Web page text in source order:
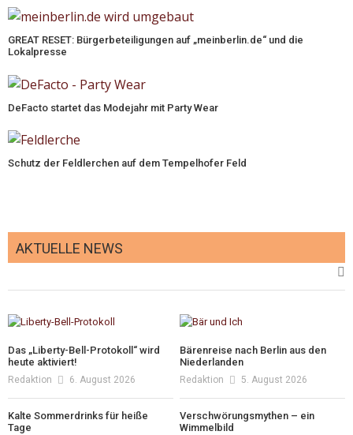
GREAT RESET: Bürgerbeteiligungen auf „meinberlin.de“ und die
Lokalpresse
DeFacto startet das Modejahr mit Party Wear
Schutz der Feldlerchen auf dem Tempelhofer Feld
AKTUELLE NEWS
Das „Liberty-Bell-Protokoll“ wird
heute aktiviert!
Redaktion 6. August 2026
Bärenreise nach Berlin aus den
Niederlanden
Redaktion 5. August 2026
Kalte Sommerdrinks für heiße
Tage
Verschwörungsmythen – ein
Wimmelbild